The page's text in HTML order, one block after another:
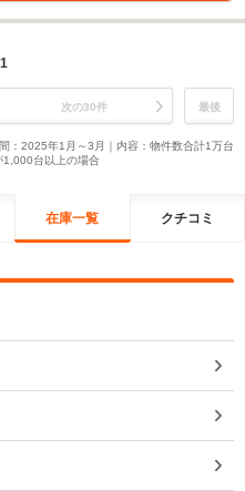
次の30件
最後
：2025年1月～3月｜内容：物件数合計1万台
1,000台以上の場合
在庫一覧 クチコミ